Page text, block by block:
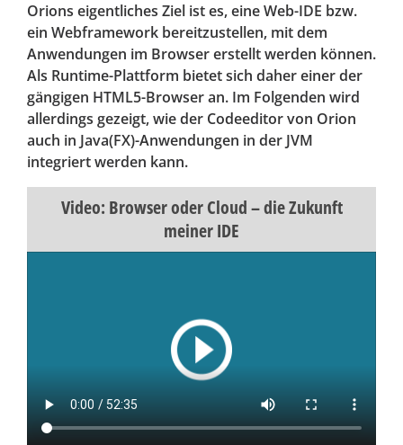
Orions eigentliches Ziel ist es, eine Web-IDE bzw.
ein Webframework bereitzustellen, mit dem
Anwendungen im Browser erstellt werden können.
Als Runtime-Plattform bietet sich daher einer der
gängigen HTML5-Browser an. Im Folgenden wird
allerdings gezeigt, wie der Codeeditor von Orion
auch in Java(FX)-Anwendungen in der JVM
integriert werden kann.
Video: Browser oder Cloud – die Zukunft
meiner IDE